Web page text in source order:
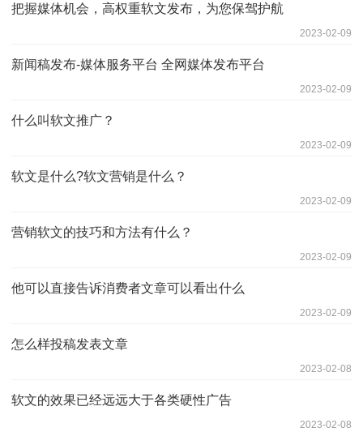
把握媒体机会，高权重软文发布，为您保驾护航
2023-02-09
新闻稿发布-媒体服务平台 全网媒体发布平台
2023-02-09
什么叫软文推广？
2023-02-09
软文是什么?软文营销是什么？
2023-02-09
营销软文的技巧和方法有什么？
2023-02-09
他可以直接告诉消费者文章可以看出什么
2023-02-09
怎么样投稿发表文章
2023-02-08
软文的效果已经远远大于各类硬性广告
2023-02-08